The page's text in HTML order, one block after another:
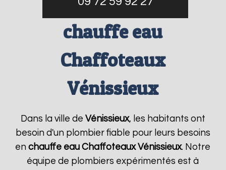
chauffe eau
Chaffoteaux
Vénissieux
Dans la ville de Vénissieux, les habitants ont
besoin d'un plombier fiable pour leurs besoins
enchauffe eau Chaffoteaux Vénissieux. Notre
équipe de plombiers expérimentés est à